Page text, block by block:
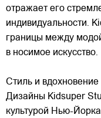
отражает его
индивидуальности.
границы между
в носимое искусство.
Стиль и вдохновение
Дизайны Kidsuper
культурой Нью-